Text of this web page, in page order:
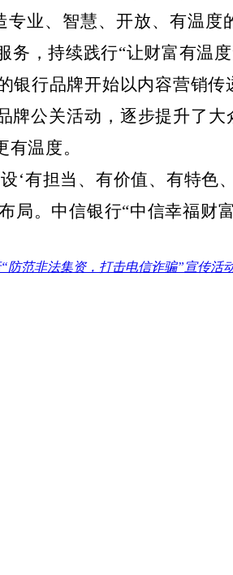
专业、智慧、开放、有温度
务 ，持续践行“让财富有温度
银行品牌开始以内容营销传
牌公关活动，逐步提升了大
有温度。
‘有担当、有价值、有特色
局。中信银行“中信幸福财
防范非法集资，打击电信诈骗”宣传活